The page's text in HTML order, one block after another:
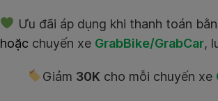
Ưu đãi áp dụng khi thanh toán
hoặc chuyến xe GrabBike/GrabCar,
Giảm 30K cho mỗi chuyến xe